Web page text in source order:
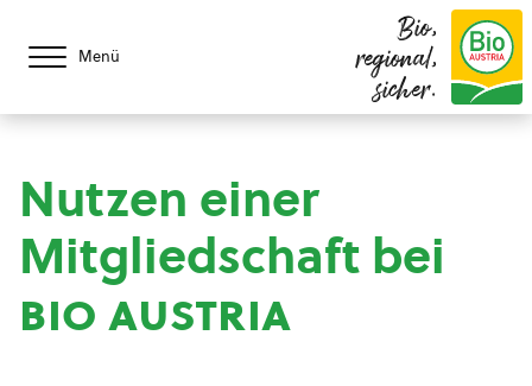
Menü
Bio,
regional,
sicher.
Nutzen einer
Mitgliedschaft bei
bio austria